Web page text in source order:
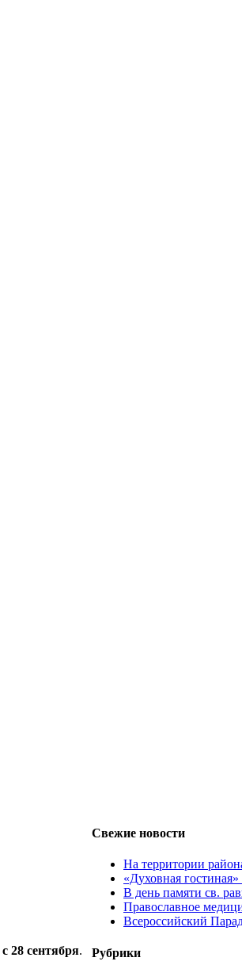
с 28 сентября.
Свежие новости
На территории
«Духовная
В день памяти св.
Православное
Всероссийский
Рубрики